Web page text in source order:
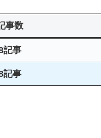
事数
記事
記事